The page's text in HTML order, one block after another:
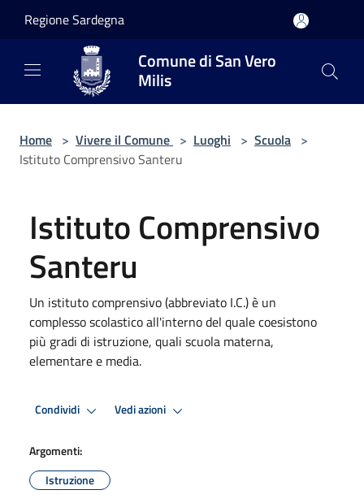
Regione Sardegna
Comune di San Vero
Milis
Home > Vivere il Comune > Luoghi > Scuola >
Istituto Comprensivo Santeru
Istituto Comprensivo
Santeru
Un istituto comprensivo (abbreviato I.C.) è un
complesso scolastico all'interno del quale coesistono
più gradi di istruzione, quali scuola materna,
elementare e media.
Condividi Vedi azioni
Argomenti:
Istruzione